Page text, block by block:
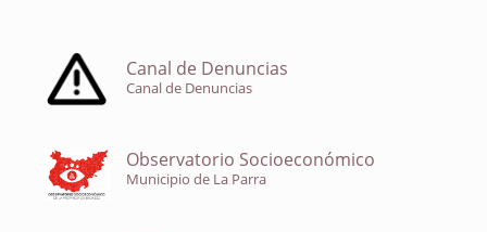
Canal de Denuncias
Canal de Denuncias
Observatorio Socioeconómico
Municipio de La Parra